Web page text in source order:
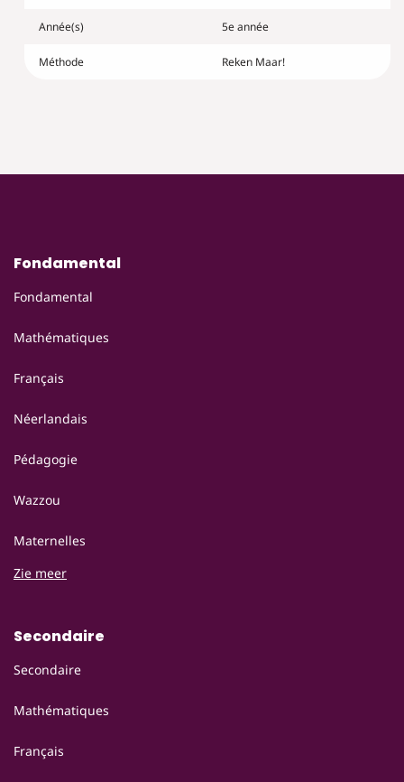
Année(s) 5e année
Méthode Reken Maar!
Fondamental
Fondamental
Mathématiques
Français
Néerlandais
Pédagogie
Wazzou
Maternelles
Zie meer
Secondaire
Secondaire
Mathématiques
Français